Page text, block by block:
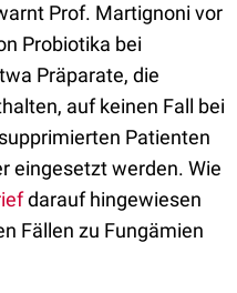
Prof. Martignoni vor
Probiotika bei
Präparate, die
auf keinen Fall bei
Patienten
eingesetzt werden. Wie
darauf hingewiesen
Fällen zu Fungämien